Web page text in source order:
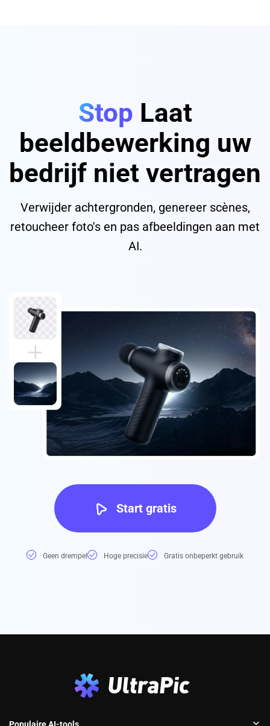
Stop Laat
beeldbewerking uw
bedrijf niet vertragen
Verwijder achtergronden, genereer scènes,
retoucheer foto's en pas afbeeldingen aan met
AI.
Start gratis
Geen drempel Hoge precisie Gratis onbeperkt gebruik
Populaire AI-tools